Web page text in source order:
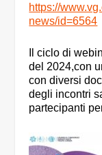
https://
news/id=6564
Il ciclo di
del 2024,con
con diversi
degli incontri
partecipanti